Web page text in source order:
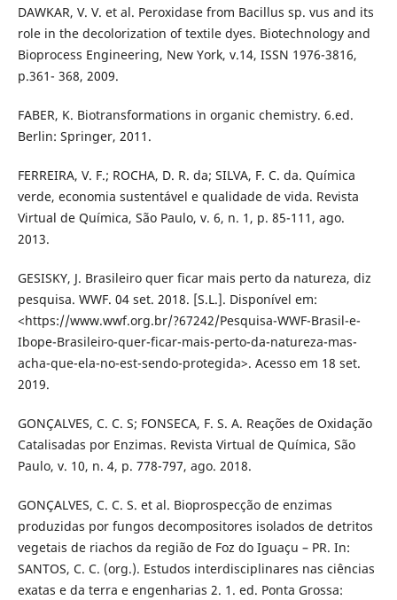
DAWKAR, V. V. et al. Peroxidase from Bacillus sp. vus and its
role in the decolorization of textile dyes. Biotechnology and
Bioprocess Engineering, New York, v.14, ISSN 1976-3816,
p.361- 368, 2009.
FABER, K. Biotransformations in organic chemistry. 6.ed.
Berlin: Springer, 2011.
FERREIRA, V. F.; ROCHA, D. R. da; SILVA, F. C. da. Química
verde, economia sustentável e qualidade de vida. Revista
Virtual de Química, São Paulo, v. 6, n. 1, p. 85-111, ago.
2013.
GESISKY, J. Brasileiro quer ficar mais perto da natureza, diz
pesquisa. WWF. 04 set. 2018. [S.L.]. Disponível em:
<https://www.wwf.org.br/?67242/Pesquisa-WWF-Brasil-e-
Ibope-Brasileiro-quer-ficar-mais-perto-da-natureza-mas-
acha-que-ela-no-est-sendo-protegida>. Acesso em 18 set.
2019.
GONÇALVES, C. C. S; FONSECA, F. S. A. Reações de Oxidação
Catalisadas por Enzimas. Revista Virtual de Química, São
Paulo, v. 10, n. 4, p. 778-797, ago. 2018.
GONÇALVES, C. C. S. et al. Bioprospecção de enzimas
produzidas por fungos decompositores isolados de detritos
vegetais de riachos da região de Foz do Iguaçu – PR. In:
SANTOS, C. C. (org.). Estudos interdisciplinares nas ciências
exatas e da terra e engenharias 2. 1. ed. Ponta Grossa: